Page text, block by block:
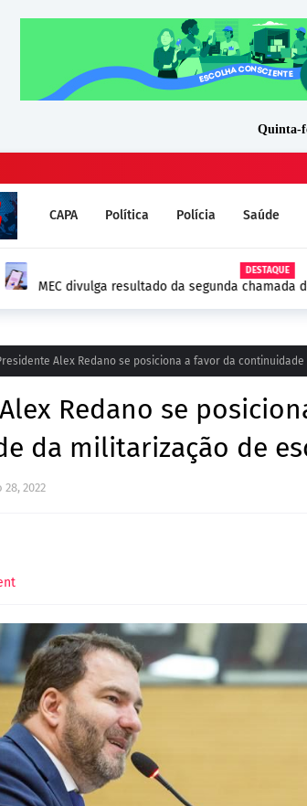
Quinta-
CAPA Política Polícia Saúde
da segunda chamada do Prouni 2026; prazo
Alex Redano se posiciona a favor da
Redano se
da militarização de
2022